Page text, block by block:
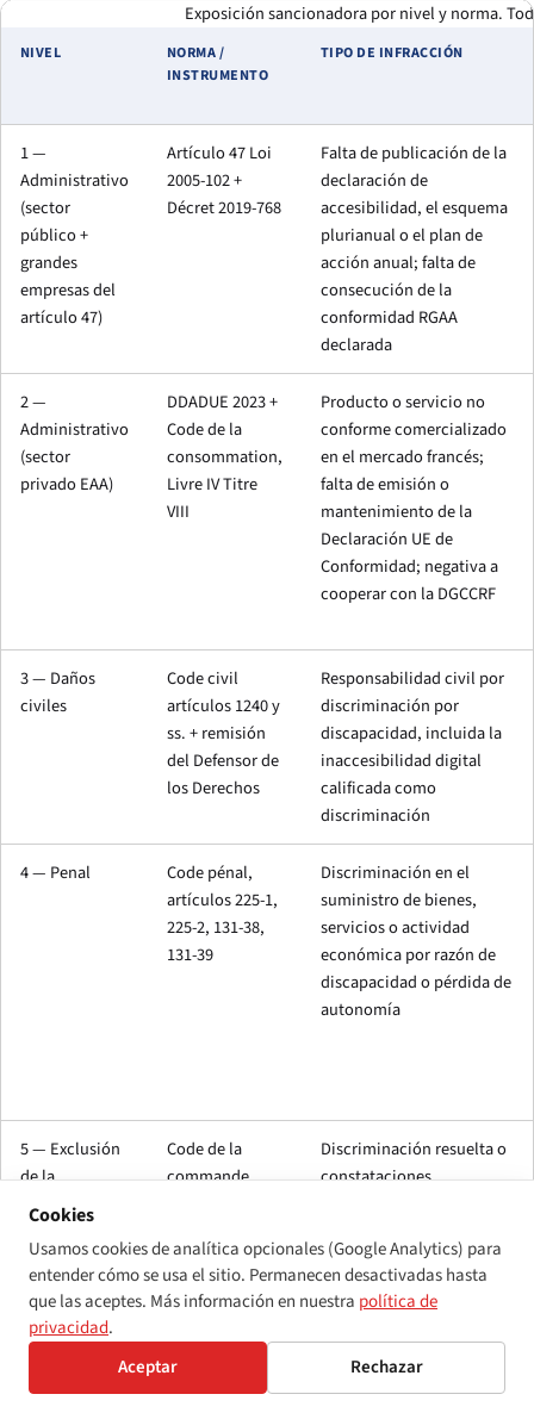
Exposición sancionadora por nivel y norma.
NIVEL
NORMA /
INSTRUMENTO
TIPO DE INFRACCIÓN
1 —
Administrativo
(sector
público +
grandes
empresas del
artículo 47)
Artículo 47 Loi
2005-102 +
Décret 2019-768
Falta de publicación de la
declaración de
accesibilidad, el esquema
plurianual o el plan de
acción anual; falta de
consecución de la
conformidad RGAA
declarada
2 —
Administrativo
(sector
privado EAA)
DDADUE 2023 +
Code de la
consommation,
Livre IV Titre
VIII
Producto o servicio no
conforme comercializado
en el mercado francés;
falta de emisión o
mantenimiento de la
Declaración UE de
Conformidad; negativa a
cooperar con la DGCCRF
3 — Daños
civiles
Code civil
artículos 1240 y
ss. + remisión
del Defensor de
los Derechos
Responsabilidad civil por
discriminación por
discapacidad, incluida la
inaccesibilidad digital
calificada como
discriminación
4 — Penal
Code pénal,
artículos 225-1,
225-2, 131-38,
131-39
Discriminación en el
suministro de bienes,
servicios o actividad
económica por razón de
discapacidad o pérdida de
autonomía
5 — Exclusión
de la
contratación
infracción de
la UE
Code de la
commande
+ artículo 260(2)
del TFUE
Discriminación resuelta o
constataciones
administrativas;
incumplimiento estatal de
transposición o
aplicación de directivas
de la UE
Cookies
Usamos cookies de analítica opcionales (Google Analytics) para
entender cómo se usa el sitio. Permanecen desactivadas hasta
que las aceptes. Más información en nuestra política de
privacidad.
Aceptar
Rechazar